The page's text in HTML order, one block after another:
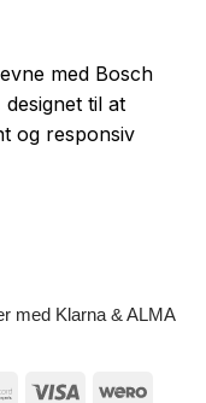
med Bosch
til at
og responsiv
med Klarna & ALMA